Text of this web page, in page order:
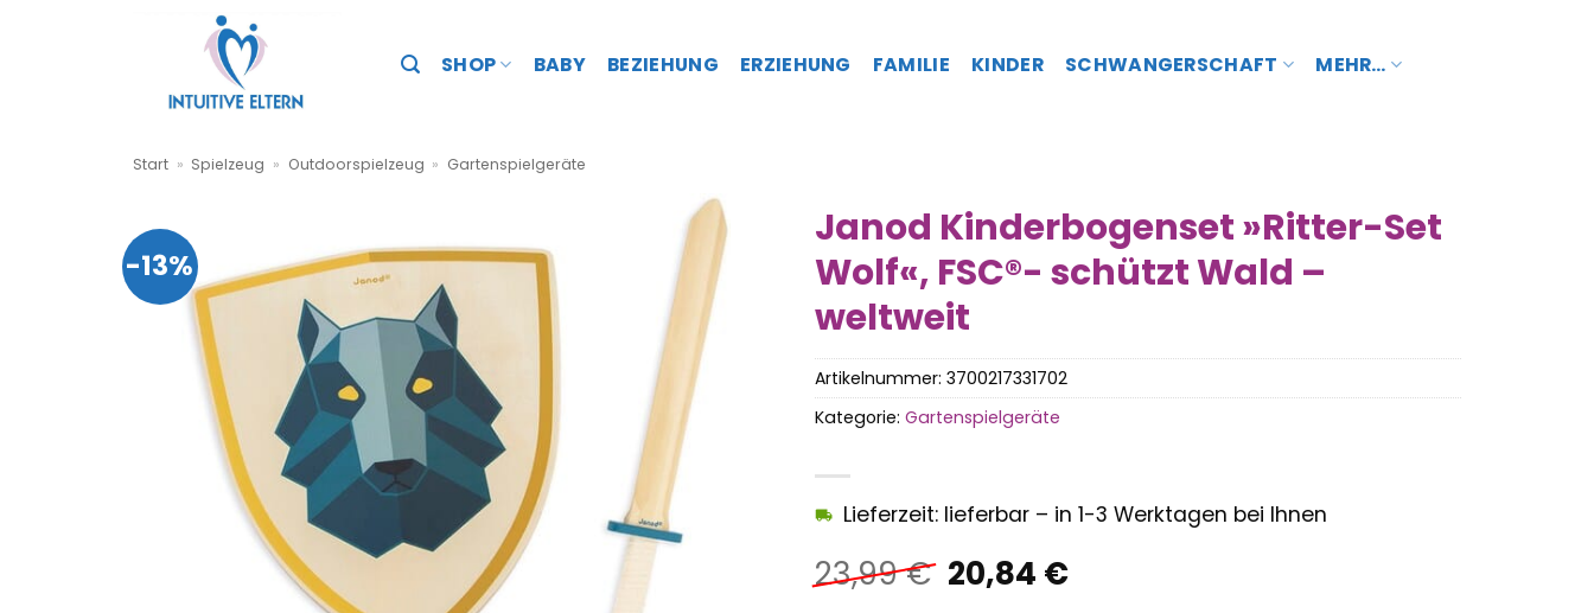
SHOP BABY BEZIEHUNG ERZIEHUNG FAMILIE KINDER SCHWANGERSCHAFT MEHR…
Start » Spielzeug » Outdoorspielzeug » Gartenspielgeräte
-13%
Janod Kinderbogenset »Ritter-Set
Wolf«, FSC®- schützt Wald –
weltweit
23,99€ Ursprünglicher
Preis
20,84 €Aktueller
Lieferzeit: lieferbar – in 1-3 Werktagen bei Ihnen
Artikelnummer: 3700217331702
Kategorie: Gartenspielgeräte